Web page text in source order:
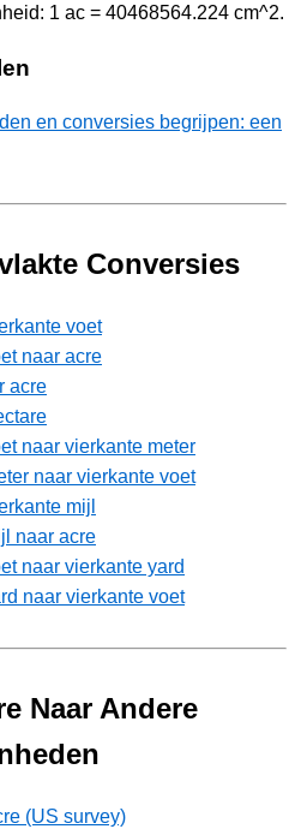
1 ac = 40468564.224 cm^2.
en conversies begrijpen: een
Conversies
voet
naar acre
acre
naar vierkante meter
naar vierkante voet
mijl
naar acre
naar vierkante yard
naar vierkante voet
Naar Andere
(US survey)